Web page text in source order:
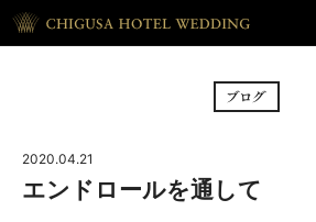
CEREMONY
2020.04.21
エンドロールを通して